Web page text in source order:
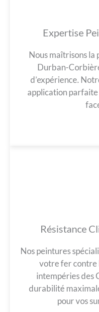
Expertise
Nous maîtrisons
Durban-
d’expérience.
application
Résistance
Nos peintures
votre fer contre
intempéries des
durabilité
pour vos